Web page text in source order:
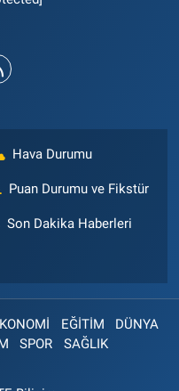
Hava Durumu
Puan Durumu ve Fikstür
Son Dakika Haberleri
EĞİTİM
DÜNYA
SPOR SAĞLIK